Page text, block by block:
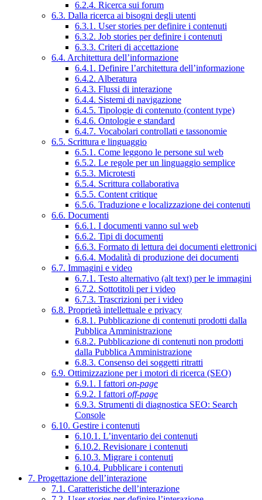
6.2.4. Ricerca sui forum
6.3. Dalla ricerca ai bisogni degli utenti
6.3.1. User stories per definire i contenuti
6.3.2. Job stories per definire i contenuti
6.3.3. Criteri di accettazione
6.4. Architettura dell’informazione
6.4.1. Definire l’architettura dell’informazione
6.4.2. Alberatura
6.4.3. Flussi di interazione
6.4.4. Sistemi di navigazione
6.4.5. Tipologie di contenuto (content type)
6.4.6. Ontologie e standard
6.4.7. Vocabolari controllati e tassonomie
6.5. Scrittura e linguaggio
6.5.1. Come leggono le persone sul web
6.5.2. Le regole per un linguaggio semplice
6.5.3. Microtesti
6.5.4. Scrittura collaborativa
6.5.5. Content critique
6.5.6. Traduzione e localizzazione dei contenuti
6.6. Documenti
6.6.1. I documenti vanno sul web
6.6.2. Tipi di documenti
6.6.3. Formato di lettura dei documenti elettronici
6.6.4. Modalità di produzione dei documenti
6.7. Immagini e video
6.7.1. Testo alternativo (alt text) per le immagini
6.7.2. Sottotitoli per i video
6.7.3. Trascrizioni per i video
6.8. Proprietà intellettuale e privacy
6.8.1. Pubblicazione di contenuti prodotti dalla
Pubblica Amministrazione
6.8.2. Pubblicazione di contenuti non prodotti
dalla Pubblica Amministrazione
6.8.3. Consenso dei soggetti ritratti
6.9. Ottimizzazione per i motori di ricerca (SEO)
6.9.1. I fattori on-page
6.9.2. I fattori off-page
6.9.3. Strumenti di diagnostica SEO: Search
Console
6.10. Gestire i contenuti
6.10.1. L’inventario dei contenuti
6.10.2. Revisionare i contenuti
6.10.3. Migrare i contenuti
6.10.4. Pubblicare i contenuti
7. Progettazione dell’interazione
7.1. Caratteristiche dell’interazione